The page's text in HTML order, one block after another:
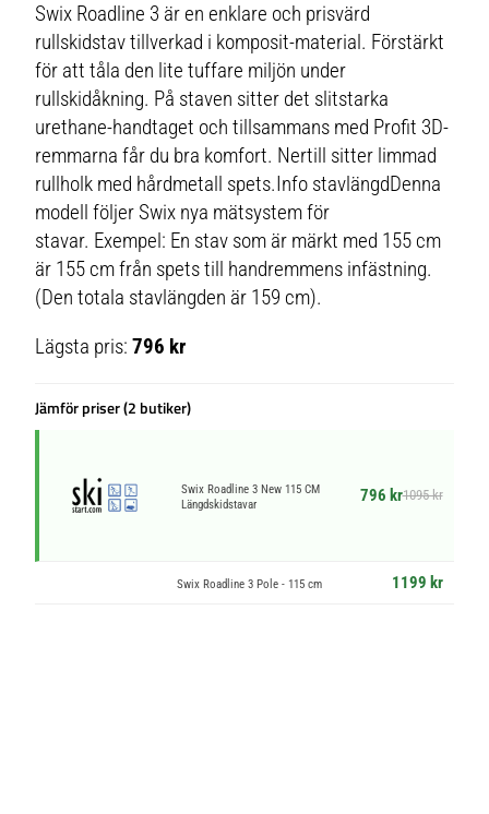
Swix Roadline 3 är en enklare och prisvärd
rullskidstav tillverkad i komposit-material. Förstärkt
för att tåla den lite tuffare miljön under
rullskidåkning. På staven sitter det slitstarka
urethane-handtaget och tillsammans med Profit 3D-
remmarna får du bra komfort. Nertill sitter limmad
rullholk med hårdmetall spets.Info stavlängdDenna
modell följer Swix nya mätsystem för
stavar. Exempel: En stav som är märkt med 155 cm
är 155 cm från spets till handremmens infästning.
(Den totala stavlängden är 159 cm).
Lägsta pris:796 kr
Jämför priser (2 butiker)
Swix Roadline 3 New 115 CM
Längdskidstavar
796 kr1095 kr
Swix Roadline 3 Pole - 115 cm 1199 kr